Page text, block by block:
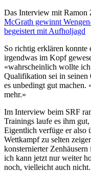
Das Interview mit Ramon
McGrath gewinnt
begeistert mit Aufholjagd
So richtig erklären
irgendwas im Kopf
«wahrscheinlich wollte
Qualifikation sei in seinen
es unbedingt gut
mehr.»
Im Interview beim SRF
Trainings laufe es ihm
Eigentlich verfüge er also
Wettkampf zu selten
konsternierter
ich kann jetzt nur weiter
noch, vielleicht auch